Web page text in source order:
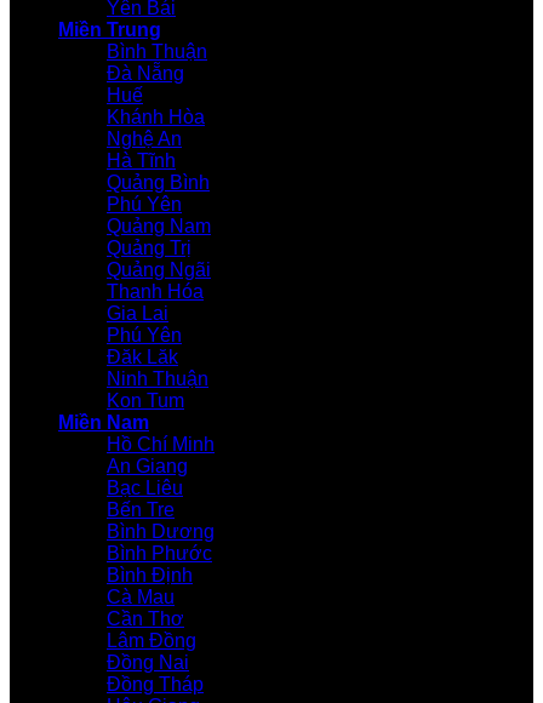
Yên Bái
Miền Trung
Bình Thuận
Đà Nẵng
Huế
Khánh Hòa
Nghệ An
Hà Tĩnh
Quảng Bình
Phú Yên
Quảng Nam
Quảng Trị
Quảng Ngãi
Thanh Hóa
Gia Lai
Phú Yên
Đăk Lăk
Ninh Thuận
Kon Tum
Miền Nam
Hồ Chí Minh
An Giang
Bạc Liêu
Bến Tre
Bình Dương
Bình Phước
Bình Định
Cà Mau
Cần Thơ
Lâm Đồng
Đồng Nai
Đồng Tháp